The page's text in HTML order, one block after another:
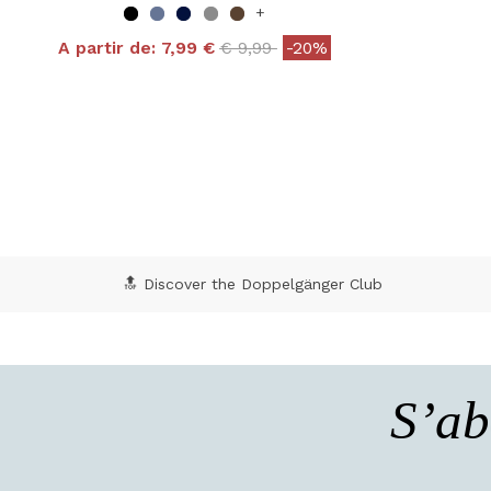
+
A partir de: 7,99 € Price reduced from
€ 9,99to-20%
🔝 Discover the Doppelgänger Club